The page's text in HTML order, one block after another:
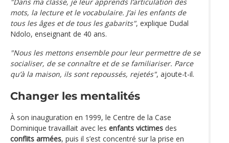
mots, la lecture et le vocabulaire. J’ai les enfants de
tous les âges et de tous les gabarits", explique Dudal
Ndolo, enseignant de 40 ans.
"Nous les mettons ensemble pour leur permettre de se
socialiser, de se connaître et de se familiariser. Parce
qu’à la maison, ils sont repoussés, rejetés", ajoute-t-il.
Changer les mentalités
À son inauguration en 1999, le Centre de la Case
Dominique travaillait avec les enfants victimes des
conflits armées, puis il s’est concentré sur la prise en